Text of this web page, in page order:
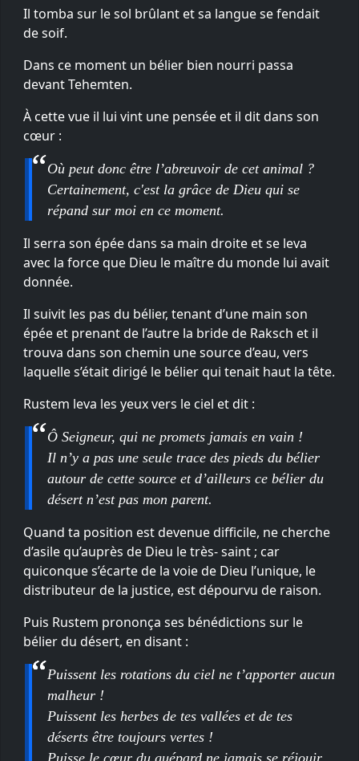
Il tomba sur le sol brûlant et sa langue se fendait
de soif.
Dans ce moment un bélier bien nourri passa
devant Tehemten.
À cette vue il lui vint une pensée et il dit dans son
cœur :
Où peut donc être l’abreuvoir de cet animal ?
Certainement, c'est la grâce de Dieu qui se
répand sur moi en ce moment.
Il serra son épée dans sa main droite et se leva
avec la force que Dieu le maître du monde lui avait
donnée.
Il suivit les pas du bélier, tenant d’une main son
épée et prenant de l’autre la bride de Raksch et il
trouva dans son chemin une source d’eau, vers
laquelle s’était dirigé le bélier qui tenait haut la tête.
Rustem leva les yeux vers le ciel et dit :
Ô Seigneur, qui ne promets jamais en vain !
Il n’y a pas une seule trace des pieds du bélier
autour de cette source et d’ailleurs ce bélier du
désert n’est pas mon parent.
Quand ta position est devenue difficile, ne cherche
d’asile qu’auprès de Dieu le très- saint ; car
quiconque s’écarte de la voie de Dieu l’unique, le
distributeur de la justice, est dépourvu de raison.
Puis Rustem prononça ses bénédictions sur le
bélier du désert, en disant :
Puissent les rotations du ciel ne t’apporter aucun
malheur !
Puissent les herbes de tes vallées et de tes
déserts être toujours vertes !
Puisse le cœur du guépard ne jamais se réjouir